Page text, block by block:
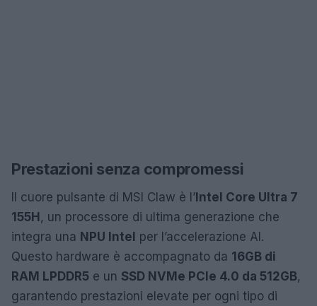
Prestazioni senza compromessi
Il cuore pulsante di MSI Claw è l’ Intel Core Ultra 7
155H , un processore di ultima generazione che
integra una NPU Intel per l’accelerazione AI.
Questo hardware è accompagnato da 16GB di
RAM LPDDR5 e un SSD NVMe PCIe 4.0 da 512GB,
garantendo prestazioni elevate per ogni tipo di